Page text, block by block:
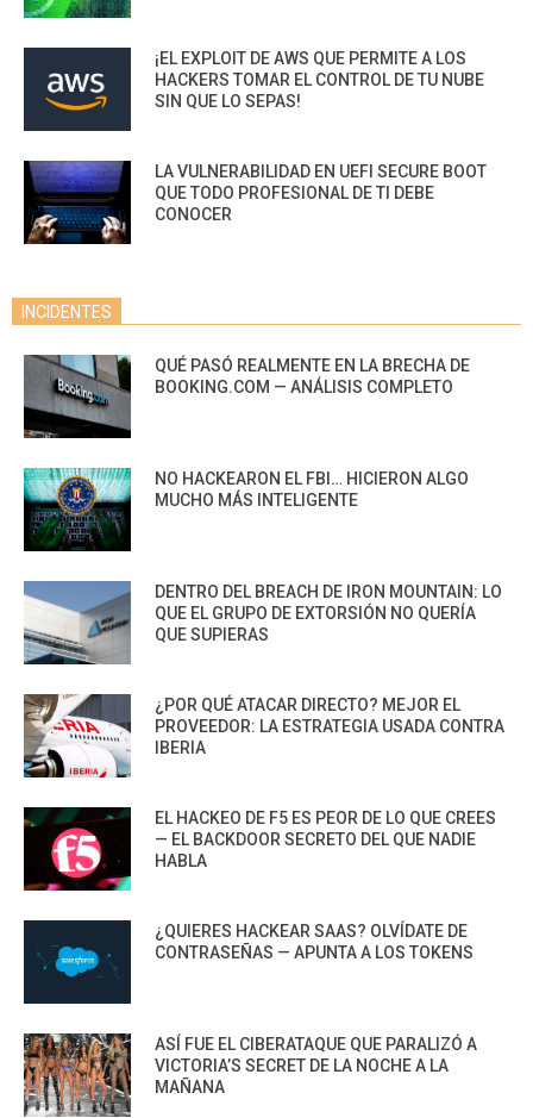
¡EL EXPLOIT DE AWS QUE PERMITE A LOS
HACKERS TOMAR EL CONTROL DE TU NUBE
SIN QUE LO SEPAS!
LA VULNERABILIDAD EN UEFI SECURE BOOT
QUE TODO PROFESIONAL DE TI DEBE
CONOCER
INCIDENTES
QUÉ PASÓ REALMENTE EN LA BRECHA DE
BOOKING.COM — ANÁLISIS COMPLETO
NO HACKEARON EL FBI… HICIERON ALGO
MUCHO MÁS INTELIGENTE
DENTRO DEL BREACH DE IRON MOUNTAIN: LO
QUE EL GRUPO DE EXTORSIÓN NO QUERÍA
QUE SUPIERAS
¿POR QUÉ ATACAR DIRECTO? MEJOR EL
PROVEEDOR: LA ESTRATEGIA USADA CONTRA
IBERIA
EL HACKEO DE F5 ES PEOR DE LO QUE CREES
— EL BACKDOOR SECRETO DEL QUE NADIE
HABLA
¿QUIERES HACKEAR SAAS? OLVÍDATE DE
CONTRASEÑAS — APUNTA A LOS TOKENS
ASÍ FUE EL CIBERATAQUE QUE PARALIZÓ A
VICTORIA’S SECRET DE LA NOCHE A LA
MAÑANA